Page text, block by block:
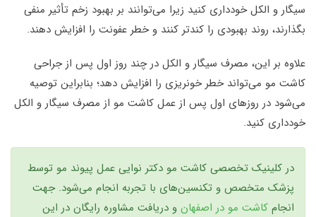
سیگار و الکل خودداری کنید زیرا می‌توانند بر بهبود زخم تأثیر منفی
بگذارند، روند بهبودی را کندتر کنند و خطر عفونت را افزایش دهند.
علاوه بر این، مصرف سیگار و الکل در چند روز اول پس از جراحی
کاشت مو می‌تواند خطر خونریزی را افزایش دهد؛ بنابراین توصیه
می‌شود در روزهای اول پس از عمل کاشت مو از مصرف سیگار و الکل
خودداری کنید.
در کلینیک تخصصی کاشت مو دکتر نوایی عمل پیوند مو توسط
پزشک متخصص و تکنسین‌های با تجربه انجام می‌شود. جهت
انجام کاشت مو در اصفهان و دریافت مشاوره رایگان در این